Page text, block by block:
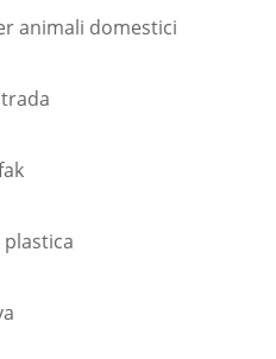
animali domestici